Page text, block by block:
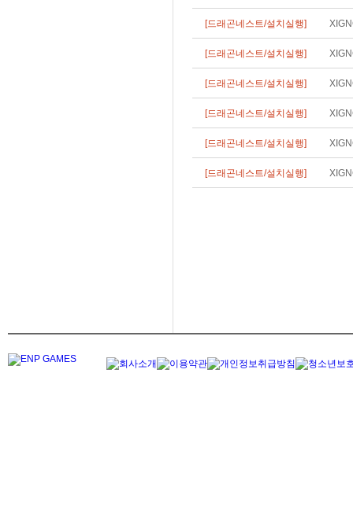
[드래곤네스트/설치실행]
[드래곤네스트/설치실행]
[드래곤네스트/설치실행]
[드래곤네스트/설치실행]
[드래곤네스트/설치실행]
[드래곤네스트/설치실행]